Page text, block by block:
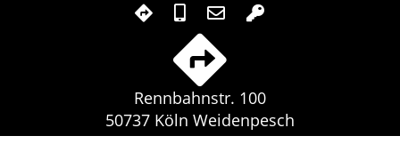
Rennbahnstr. 100
50737 Köln Weidenpesch